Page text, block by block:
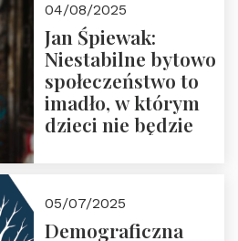
Nawrockiego
04/08/2025
Jan Śpiewak:
Niestabilne bytowo
społeczeństwo to
imadło, w którym
dzieci nie będzie
05/07/2025
Demograficzna